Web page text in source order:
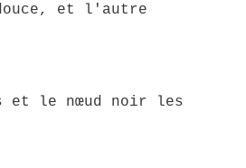
et l'autre
et le nœud noir les